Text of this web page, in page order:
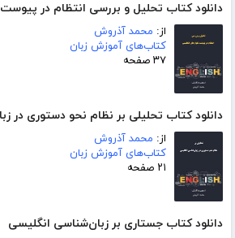
دانلود کتاب تحلیل و بررسی انتظام در
از: محمد آذروش
کتاب‌های آموزش زبان
۳۷ صفحه
دانلود کتاب تحلیلی بر نظام نحو دستوری در
از: محمد آذروش
کتاب‌های آموزش زبان
۲۱ صفحه
دانلود کتاب جستاری بر زبان‌شناسی انگلیسی